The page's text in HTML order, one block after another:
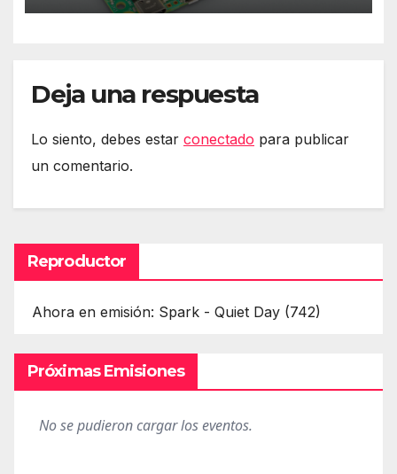
Deja una respuesta
Lo siento, debes estar conectado para publicar
un comentario.
Reproductor
Ahora en emisión: Spark - Quiet Day (742)
Próximas Emisiones